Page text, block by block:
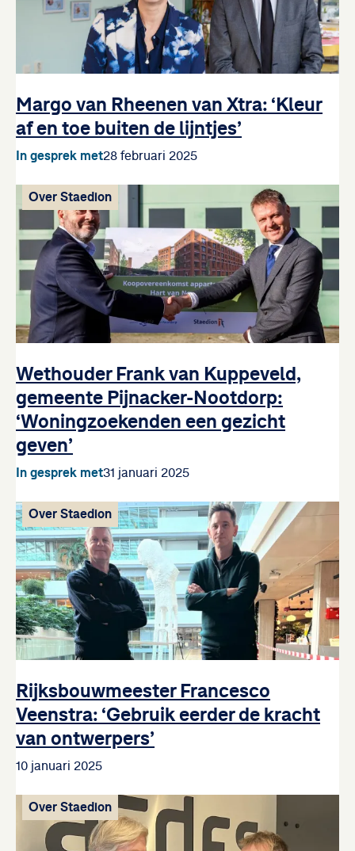
Margo van Rheenen van Xtra: ‘Kleur
af en toe buiten de lijntjes’
In gesprek met28 februari 2025
Wethouder Frank van Kuppeveld,
gemeente Pijnacker-Nootdorp:
‘Woningzoekenden een gezicht
geven’
In gesprek met31 januari 2025
Over Staedion
Rijksbouwmeester Francesco
Veenstra: ‘Gebruik eerder de kracht
van ontwerpers’
10 januari 2025
Over Staedion
Over Staedion